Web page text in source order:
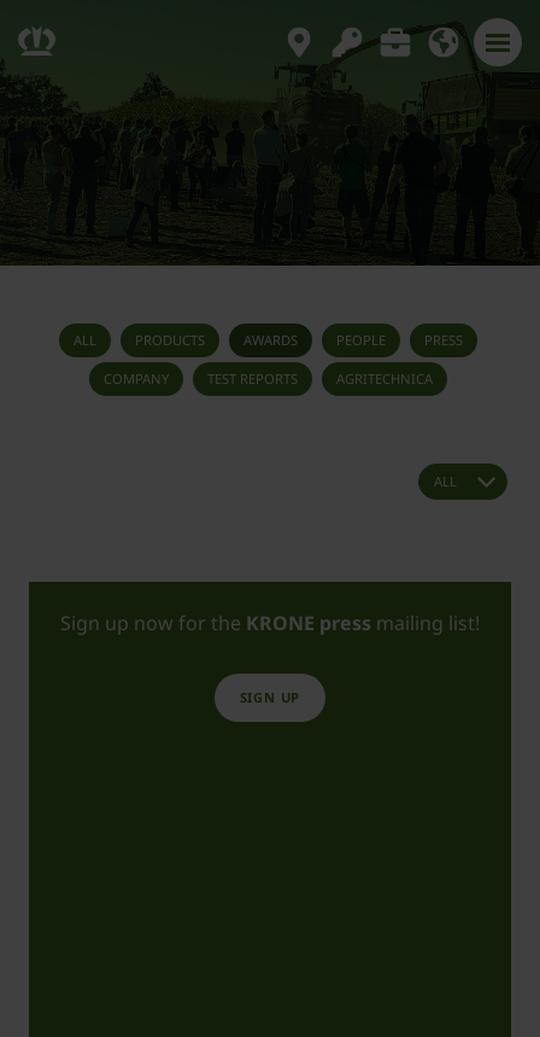
ALL PRODUCTS AWARDS PEOPLE PRESS
COMPANY TEST REPORTS AGRITECHNICA
Sign up now for the KRONE press mailing list!
SIGN UP